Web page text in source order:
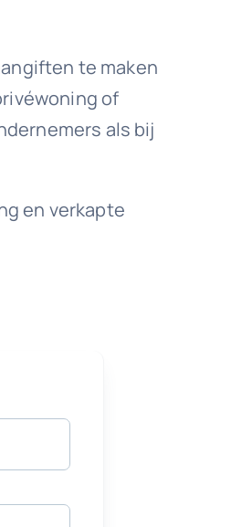
te maken
of
als bij
en verkapte